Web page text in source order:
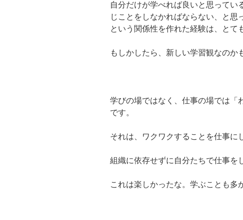
自分だけが学べれば良いと思ってい
じことをしなかればならない、と思
という関係性を作れた経験は、とて
もしかしたら、新しい学習観なのか
学びの場ではなく、仕事の場では「
です。
それは、ワクワクすることを仕事に
組織に依存せずに自分たちで仕事を
これは楽しかったな。学ぶことも多